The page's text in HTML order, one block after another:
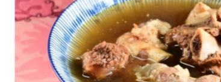
場
內
的
阿
義
羊
肉
店，